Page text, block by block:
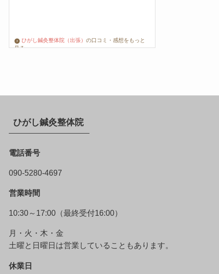
ひがし鍼灸整体院（出張） の口コミ・感想をもっと
見る
ひがし鍼灸整体院
電話番号
090-5280-4697
営業時間
10:30～17:00（最終受付16:00）
月・火・木・金
土曜と日曜日は営業していることもあります。
休業日